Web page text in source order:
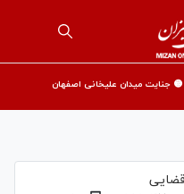
🟡 جنایت میدان علیخانی اصفهان
قضایی